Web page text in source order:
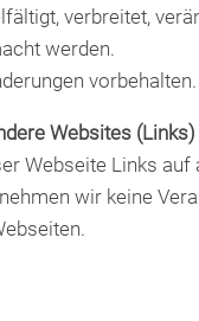
verbreitet,
werden.
vorbehalten.
Websites (Links)
Webseite Links auf
wir keine